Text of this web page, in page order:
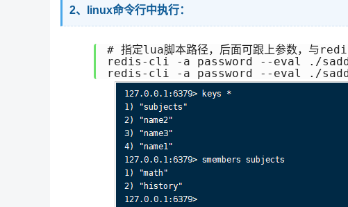
2、linux命令行中执行：
# 指定lua脚本路径，后面可跟上参数，与
redis-cli -a password --eval ./
redis-cli -a password --eval ./